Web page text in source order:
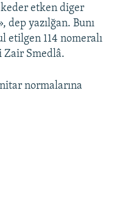
etken diger
dep yazılğan. Bunı
etilgen 114 nomeralı
Zair Smedlâ.
normalarına